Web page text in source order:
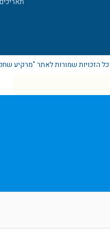
כל הזכויות שמורות לאתר "מרקיע